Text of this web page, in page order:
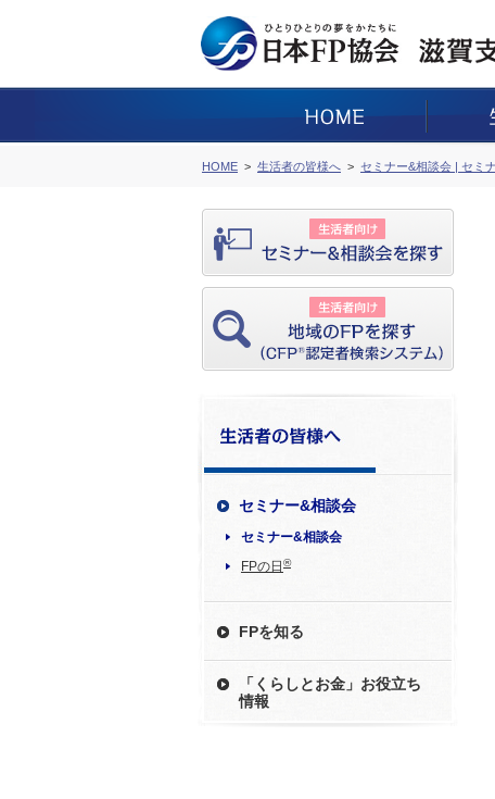
HOME 生活者の皆様へ セミナー&相談会 | セミ
セミナー&相談会
セミナー&相談会
FPの日 ®
FPを知る
「くらしとお金」お役立ち
情報